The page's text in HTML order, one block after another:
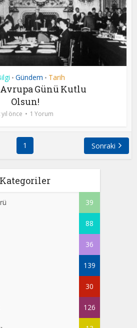
• Gündem • Tarih
Avrupa Günü Kutlu
Olsun!
yıl önce 1 Yorum
1 Sonraki
Kategoriler
39
88
36
139
30
126